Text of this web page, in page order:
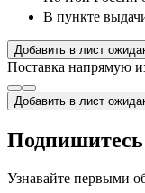
В пункте
Добавить в лист
Поставка напрямую
Добавить в лист
Узнавайте первыми